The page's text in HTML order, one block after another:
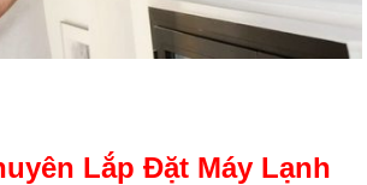
Lắp Đặt Máy Lạnh